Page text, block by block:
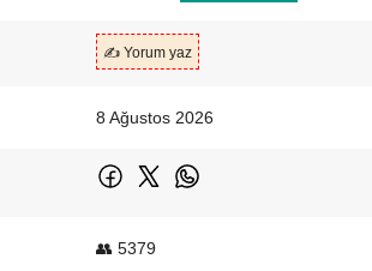
✍️ Yorum yaz
8 Ağustos 2026
👥 5379